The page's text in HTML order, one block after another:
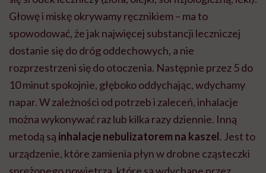
Głowę i miskę okrywamy ręcznikiem – ma to
spowodować, że jak najwięcej substancji leczniczej
dostanie się do dróg oddechowych, a nie
rozprzestrzeni się do otoczenia. Następnie przez 5 do
10 minut spokojnie, głęboko oddychając, wdychamy
napar. W zależności od potrzeb i zaleceń, inhalacje
można wykonywać raz lub kilka razy dziennie. Inną
metodą są inhalacje nebulizatorem na kaszel. Jest to
urządzenie, które zamienia płyn w drobne cząsteczki